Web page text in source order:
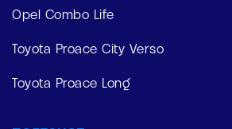
Opel Combo Life
Toyota Proace City Verso
Toyota Proace Long